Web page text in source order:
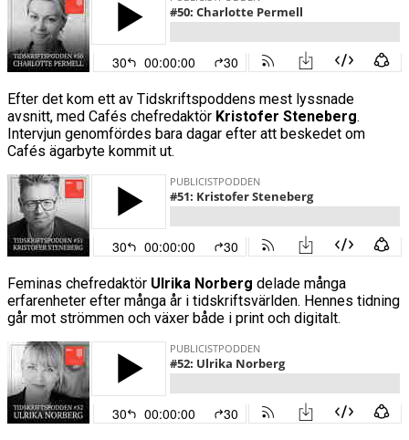
Efter det kom ett av Tidskriftspoddens mest lyssnade
avsnitt, med Cafés chefredaktör Kristofer Steneberg.
Intervjun genomfördes bara dagar efter att beskedet om
Cafés ägarbyte kommit ut.
Feminas chefredaktör Ulrika Norberg delade många
erfarenheter efter många år i tidskriftsvärlden. Hennes tidning
går mot strömmen och växer både i print och digitalt.